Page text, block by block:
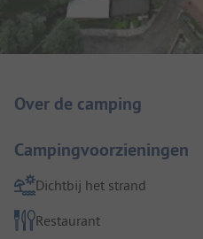
Over de camping
Campingvoorzieningen
Dichtbij het strand
Restaurant